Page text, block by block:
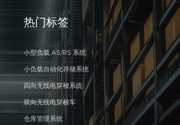
热门标签
小型负载 AS/RS 系统
小负载自动化存储系统
四向无线电穿梭系统
双向无线电穿梭车
仓库管理系统